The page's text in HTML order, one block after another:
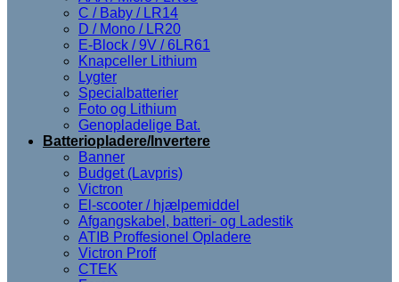
C / Baby / LR14
D / Mono / LR20
E-Block / 9V / 6LR61
Knapceller Lithium
Lygter
Specialbatterier
Foto og Lithium
Genopladelige Bat.
Batteriopladere/Invertere
Banner
Budget (Lavpris)
Victron
El-scooter / hjælpemiddel
Afgangskabel, batteri- og Ladestik
ATIB Proffesionel Opladere
Victron Proff
CTEK